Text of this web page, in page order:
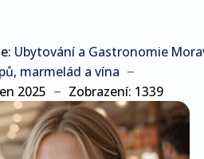
Ubytování a Gastronomie
marmelád a vína
2025
Zobrazení: 1339